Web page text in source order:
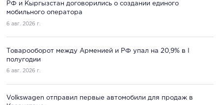
РФ и Кыргызстан договорились о создании единого
мобильного оператора
6 авг. 2026 г.
Товарооборот между Арменией и РФ упал на 20,9% в I
полугодии
6 авг. 2026 г.
Volkswagen отправил первые автомобили для продаж в